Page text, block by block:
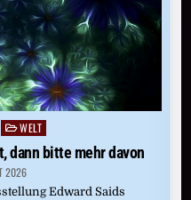
WELT
dann bitte mehr davon
2026
Edward Saids